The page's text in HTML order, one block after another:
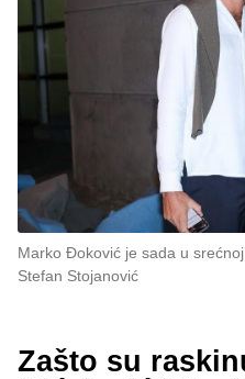
Marko Đoković je sada u
Stefan Stojanović
Zašto su